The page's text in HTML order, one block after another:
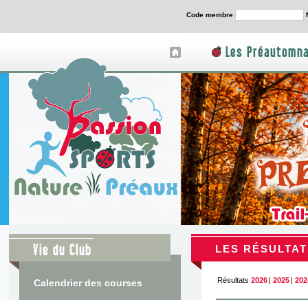
Code membre
Les
Vie du Club
Calendrier des courses
LES
Résultats 2026 | 2025 |